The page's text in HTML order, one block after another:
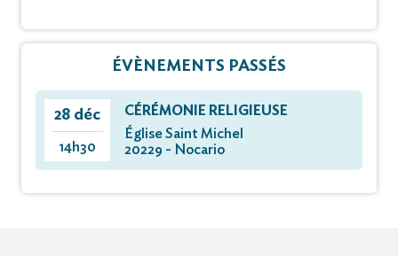
ÉVÈNEMENTS PASSÉS
28 déc
14h30
CÉRÉMONIE RELIGIEUSE
Église Saint Michel
20229 - Nocario